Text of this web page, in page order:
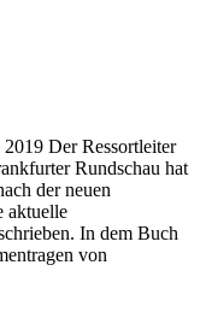
Der Ressortleiter
Rundschau hat
der neuen
aktuelle
In dem Buch
von